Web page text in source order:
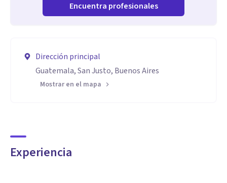
Encuentra profesionales
Dirección principal
Guatemala, San Justo, Buenos Aires
Mostrar en el mapa
Experiencia